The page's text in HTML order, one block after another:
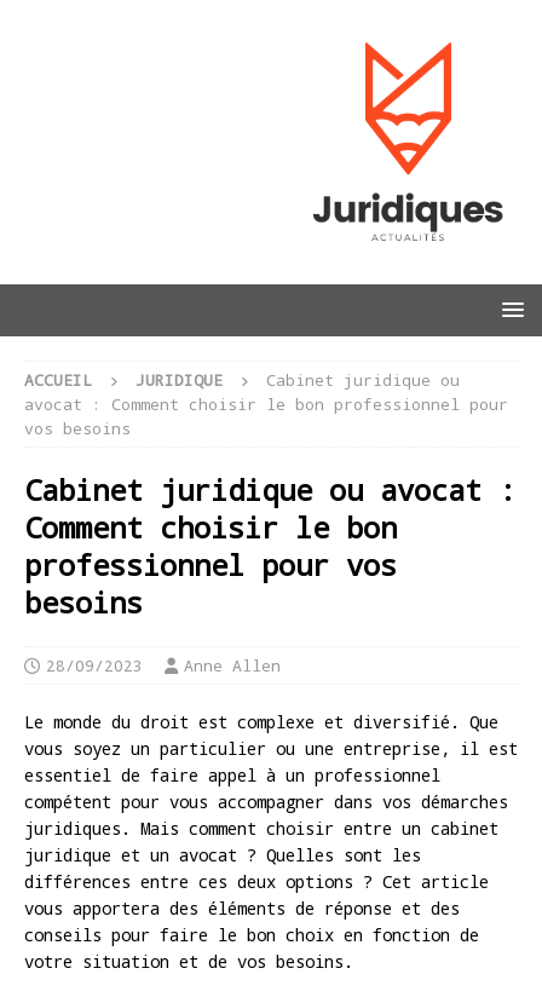
ACCUEIL JURIDIQUE
Cabinet juridique ou
avocat : Comment choisir le bon professionnel pour
vos besoins
Cabinet juridique ou avocat :
Comment choisir le bon
professionnel pour vos
besoins
28/09/2023 Anne Allen
Le monde du droit est complexe et diversifié. Que
vous soyez un particulier ou une entreprise, il est
essentiel de faire appel à un professionnel
compétent pour vous accompagner dans vos démarches
juridiques. Mais comment choisir entre un cabinet
juridique et un avocat ? Quelles sont les
différences entre ces deux options ? Cet article
vous apportera des éléments de réponse et des
conseils pour faire le bon choix en fonction de
votre situation et de vos besoins.